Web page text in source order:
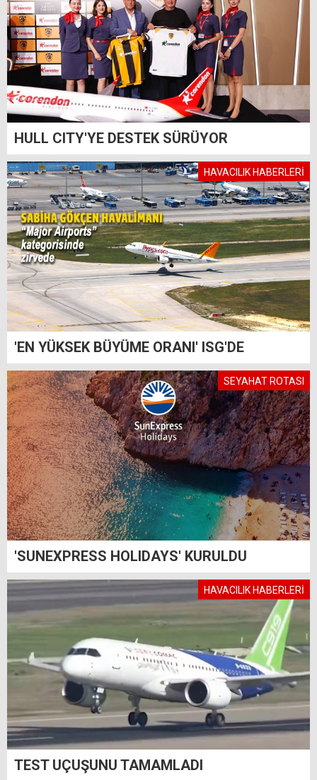
HULL CITY'YE DESTEK SÜRÜYOR
HAVACILIK HABERLERİ
'EN YÜKSEK BÜYÜME ORANI' ISG'DE
SEYAHAT ROTASI
'SUNEXPRESS HOLIDAYS' KURULDU
HAVACILIK HABERLERİ
TEST UÇUŞUNU TAMAMLADI